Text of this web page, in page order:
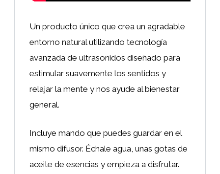
Un producto único que crea un agradable
entorno natural utilizando tecnología
avanzada de ultrasonidos diseñado para
estimular suavemente los sentidos y
relajar la mente y nos ayude al bienestar
general.
Incluye mando que puedes guardar en el
mismo difusor. Échale agua, unas gotas de
aceite de esencias y empieza a disfrutar.